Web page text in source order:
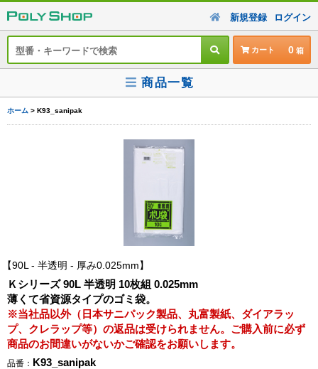
新規登録 ログイン
カート 0
商品一覧
ホーム > K93_sanipak
90L - 半透明 - 厚み0.025mm
Ｋシリーズ 90L 半透明 10枚組 0.025mm
薄くて省資源タイプのゴミ袋。
※当社品以外（日本サニパック製品、丸富製紙、ダイアラッ
プ、クレラップ等）の返品は受けられません。ご購入前に必ず
商品のお間違いがないかご確認をお願いします。
品番： K93_sanipak